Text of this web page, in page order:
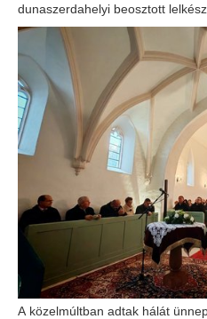
dunaszerdahelyi beosztott
A közelmúltban adtak hálát